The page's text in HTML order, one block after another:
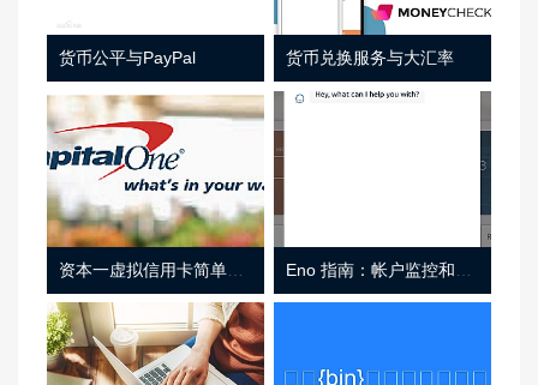
货币公平与PayPal 货币兑换服务与大汇率
资本一虚拟信用卡简单介绍